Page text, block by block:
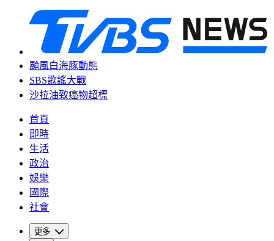
颱風白海豚動態
SBS歌謠大戰
沙拉油致癌物超標
首頁
即時
生活
政治
娛樂
國際
社會
更多